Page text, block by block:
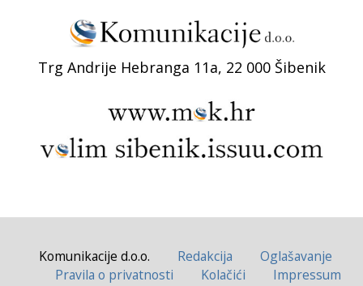
Trg Andrije Hebranga 11a, 22 000 Šibenik
Komunikacije d.o.o. Redakcija
Oglašavanje
Pravila o privatnosti
Kolačići
Impressum